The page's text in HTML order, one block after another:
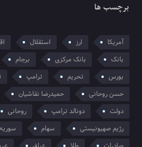
برچسب ها
آمریکا ارز استقلال
بانک
بانک مرکزی برجام
بورس
تحریم ترامپ
حسن روحانی
حمیدرضا نقاشیان
دولت
دونالد ترامپ روحانی
رژیم صهیونیستی
سهام سوریه